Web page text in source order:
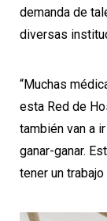
demanda de
diversas
“Muchas
esta Red de
también van a
ganar-ganar.
tener un trabajo